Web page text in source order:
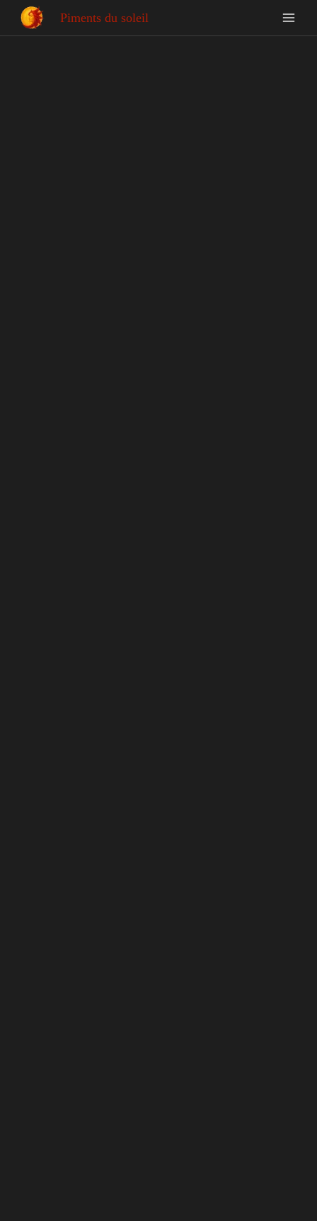
Piments du soleil